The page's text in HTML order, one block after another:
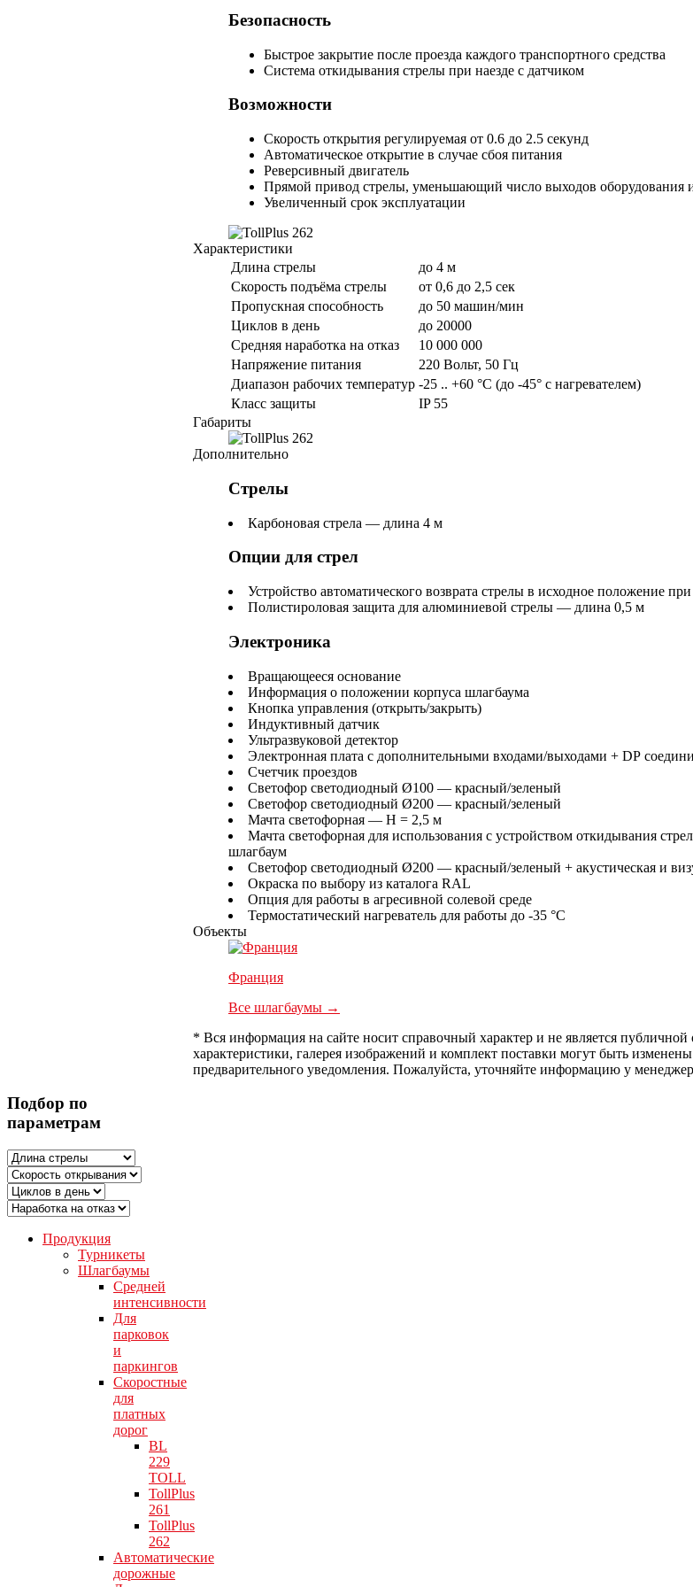
Безопасность
Быстрое закрытие после проезда каждого транспортного средства
Система откидывания стрелы при наезде с датчиком
Возможности
Скорость открытия регулируемая от 0.6 до 2.5 секунд
Автоматическое открытие в случае сбоя питания
Реверсивный двигатель
Прямой привод стрелы, уменьшающий число выходов оборудования
Увеличенный срок эксплуатации
Характеристики
Длина стрелы
до 4 м
Скорость подъёма стрелы
от 0,6 до 2,5 сек
Пропускная способность
до 50 машин/мин
Циклов в день
до 20000
Средняя наработка на отказ
10 000 000
Напряжение питания
220 Вольт, 50 Гц
Диапазон рабочих температур -25 .. +60 °C (до -45° с нагревателем)
Класс защиты
IP 55
Габариты
Дополнительно
Стрелы
Карбоновая стрела — длина 4 м
Опции для стрел
Устройство автоматического возврата стрелы в исходное положение
Полистироловая защита для алюминиевой стрелы — длина 0,5 м
Электроника
Вращающееся основание
Информация о положении корпуса шлагбаума
Кнопка управления (открыть/закрыть)
Индуктивный датчик
Ультразвуковой детектор
Электронная плата с дополнительными входами/выходами + DP
Счетчик проездов
Светофор светодиодный Ø100 — красный/зеленый
Светофор светодиодный Ø200 — красный/зеленый
Мачта светофорная — H = 2,5 м
Мачта светофорная для использования с устройством откидывания
шлагбаум
Светофор светодиодный Ø200 — красный/зеленый + акустическая и
Окраска по выбору из каталога RAL
Опция для работы в агресивной солевой среде
Термостатический нагреватель для работы до -35 °C
Объекты
Франция
Все шлагбаумы →
* Вся информация на сайте носит справочный характер и не является
характеристики, галерея изображений и комплект поставки могут быть
предварительного уведомления. Пожалуйста, уточняйте информацию у
Подбор по
параметрам
Продукция
Турникеты
Шлагбаумы
Средней
интенсивности
Для
парковок
и
паркингов
Скоростные
для
платных
дорог
BL
229
TOLL
TollPlus
261
TollPlus
262
Автоматические
дорожные